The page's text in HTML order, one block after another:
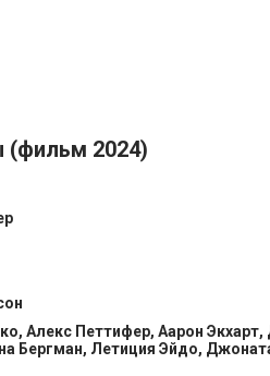
(фильм 2024)
Алекс Петтифер, Аарон Экхарт,
Бергман, Летиция Эйдо,